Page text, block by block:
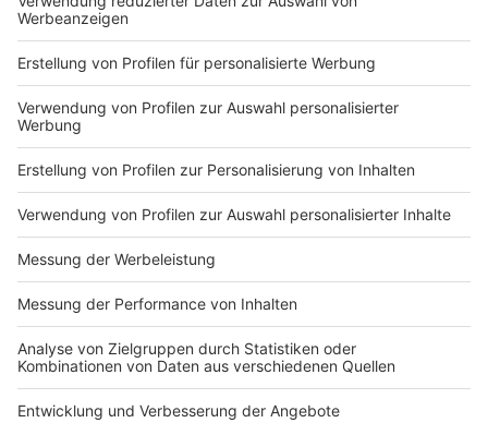
Baden im Kanal ist verboten
Anzeige
Generell ist das Baden im Kanal verboten. Wer
erwischt wird, muss mit einem Bußgeld von 50 bis 75
Euro rechnen. Im Wiederholungsfall werden schnell
200 Euro fällig. Doch es wird immer wieder von einer
"Duldung" gesprochen. Grund: Die Wasserschutzpolizei
Münster kann einfach nicht jederzeit und überall
kontrollieren. Dennoch reagiert die Behörde auf die
Todesfälle der jüngsten Zeit und kündigt jetzt bei uns
in Münster verstärkte Kontrollen an. Trotzdem müssen
wir am meisten alle selbst auf uns aufpassen, wenn wir
Gefahr, dass da etwas passiert, ist einfach groß. Das